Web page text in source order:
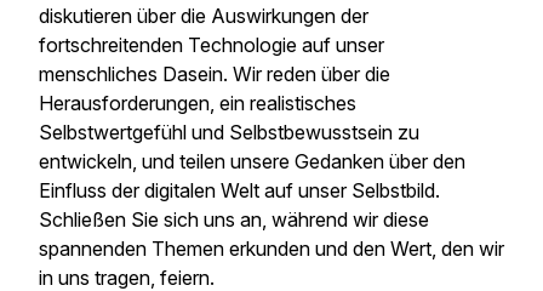
diskutieren über die Auswirkungen der
fortschreitenden Technologie auf unser
menschliches Dasein. Wir reden über die
Herausforderungen, ein realistisches
Selbstwertgefühl und Selbstbewusstsein zu
entwickeln, und teilen unsere Gedanken über den
Einfluss der digitalen Welt auf unser Selbstbild.
Schließen Sie sich uns an, während wir diese
spannenden Themen erkunden und den Wert, den wir
in uns tragen, feiern.